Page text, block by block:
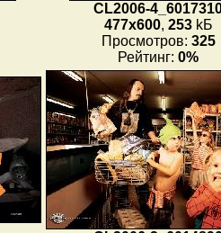
CL2006-
477x600, 253kБ
Просмотров: 325
Рейтинг: 0%